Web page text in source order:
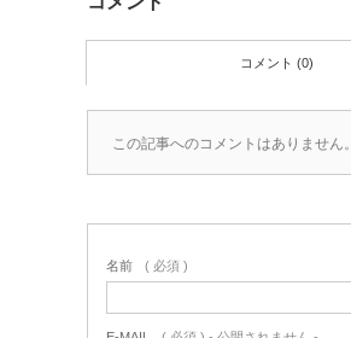
コメント (0)
この記事へのコメントはありません。
名前 ( 必須 )